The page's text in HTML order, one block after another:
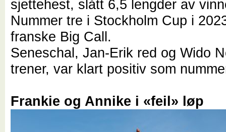
sjettehest, slått 6,5 lengder av
Nummer tre i Stockholm Cup i
franske Big Call.
Seneschal, Jan-Erik red og Wido
trener, var klart positiv som
Frankie og Annike i «feil» løp